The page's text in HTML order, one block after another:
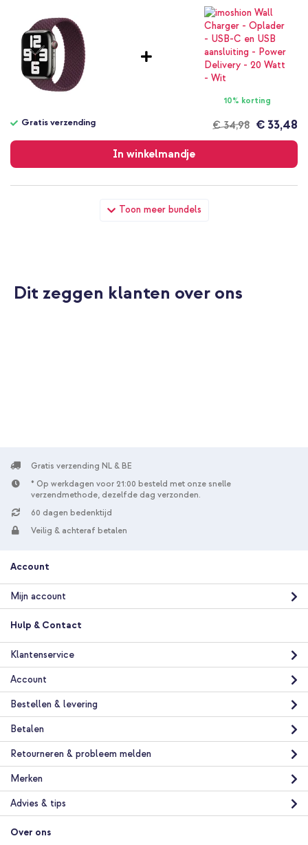
Toon meer bundels
10% korting
€ 34,98
Gratis verzending € 33,48
In winkelmandje
verzending
Apple Gevlochten solobandje Apple Watch | 38/40/41/42 mm -
Maat 1 - Dark Cherry + Full Cover Hardcase Apple Watch 4 / 5 /
Dit zeggen klanten over ons
Gratis verzending NL & BE
* Op werkdagen voor 21:00 besteld met onze snelle
verzendmethode, dezelfde dag verzonden.
60 dagen bedenktijd
Veilig & achteraf betalen
Account
Mijn account
Hulp & Contact
Klantenservice
Account
Bestellen & levering
Betalen
Retourneren & probleem melden
Merken
Advies & tips
Over ons